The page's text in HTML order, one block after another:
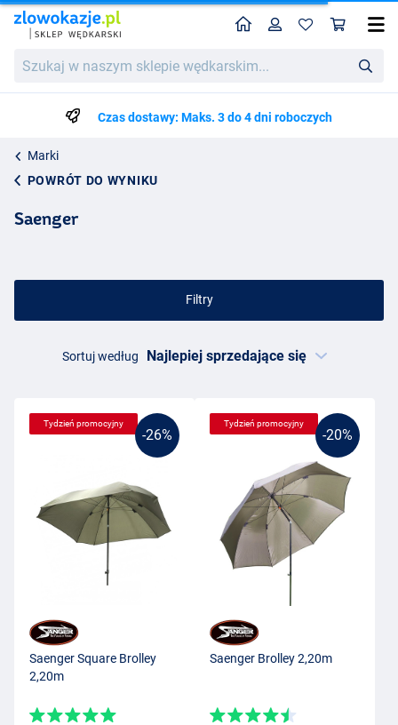
w
wędkarskim...
HomeProfil
Czas dostawy: Maks. 3 do 4 dni roboczych
Marki
POWRÓT DO WYNIKU
Saenger
Filtry
Sortuj według
-26%
Tydzień promocyjny
Saenger Square Brolley
2,20m
-20%
Tydzień promocyjny
Saenger Brolley 2,20m